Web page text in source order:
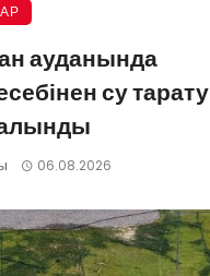
ауданында
су тарату
06.08.2026